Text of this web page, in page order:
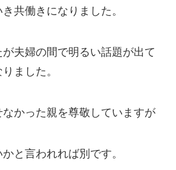
共働きになりました。
夫婦の間で明るい話題が出て
ました。
かった親を尊敬していますが
と言われれば別です。